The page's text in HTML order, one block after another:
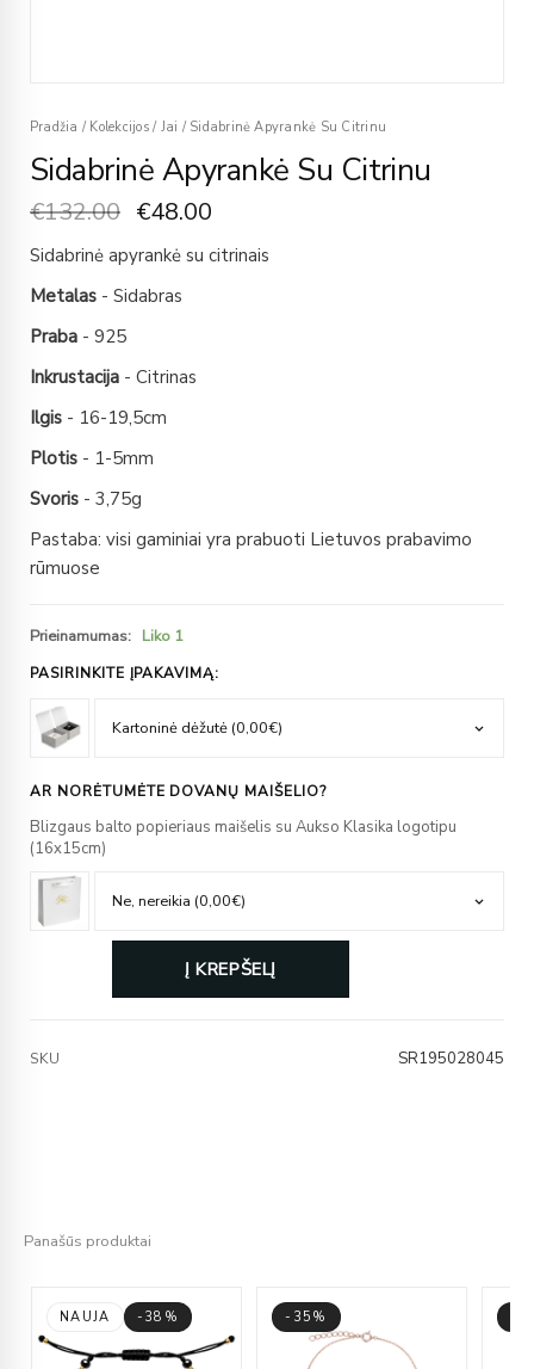
Pradžia / Kolekcijos / Jai /Sidabrinė Apyrankė Su Citrinu
Sidabrinė Apyrankė Su Citrinu
€132.00 €48.00
Sidabrinė apyrankė su citrinais
Metalas - Sidabras
Praba - 925
Inkrustacija - Citrinas
Ilgis - 16-19,5cm
Plotis - 1-5mm
Svoris - 3,75g
Pastaba: visi gaminiai yra prabuoti Lietuvos prabavimo
rūmuose
Prieinamumas: Liko 1
PASIRINKITE ĮPAKAVIMĄ:
AR NORĖTUMĖTE DOVANŲ MAIŠELIO?
Blizgaus balto popieriaus maišelis su Aukso Klasika logotipu
(16x15cm)
Į KREPŠELĮ
SKU SR195028045
Panašūs produktai
NAUJA -38% -35%